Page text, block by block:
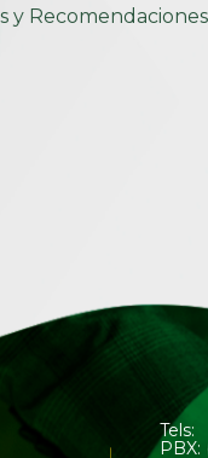
y
Tels:
PBX: